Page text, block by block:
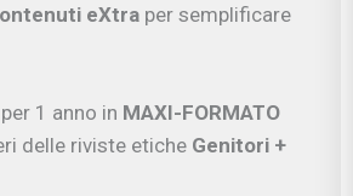
eXtra per semplificare
1 anno in MAXI-FORMATO
delle riviste etiche Genitori +